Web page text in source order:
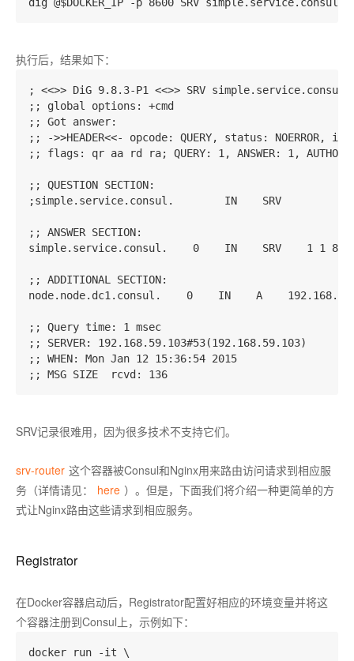
执行后，结果如下：
; <<>> DiG 9.8.3-P1 <<>> SRV simple.service.consul
;; global options: +cmd
;; Got answer:
;; ->>HEADER<<- opcode: QUERY, status: NOERROR, id:
;; flags: qr aa rd ra; QUERY: 1, ANSWER: 1,
;; QUESTION SECTION:
;simple.service.consul.        IN    SRV
;; ANSWER SECTION:
simple.service.consul.    0    IN    SRV    1 1
;; ADDITIONAL SECTION:
node.node.dc1.consul.    0    IN    A
;; Query time: 1 msec
;; SERVER: 192.168.59.103#53(192.168.59.103)
;; WHEN: Mon Jan 12 15:36:54 2015
SRV记录很难用，因为很多技术不支持它们。
srv-router 这个容器被Consul和Nginx用来路由访问请求到相应服
务（详情请见：
here ）。但是，下面我们将介绍一种更简单的方
式让Nginx路由这些请求到相应服务。
Registrator
在Docker容器启动后，Registrator配置好相应的环境变量并将这
个容器注册到Consul上，示例如下：
docker run -it \